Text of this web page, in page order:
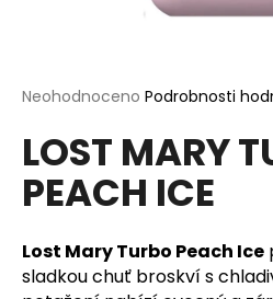
Průměrné
produktu
je
0,0
hvězdiček.
Neohodnoceno Podrobnosti
LOST MARY
PEACH ICE
Lost Mary Turbo Peach Ice
sladkou chuť broskví s
í
t
?
HLEDAT